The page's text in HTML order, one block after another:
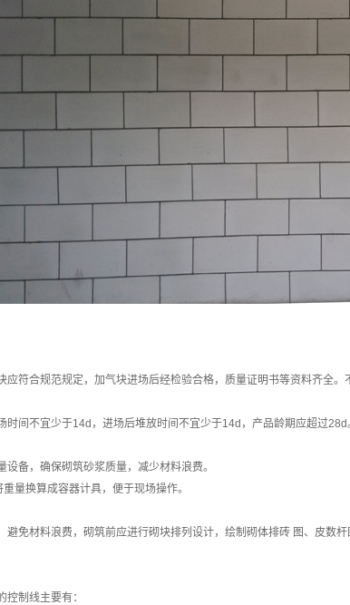
应符合规范规定，加气块进场后经检验合格，质量证明书等资料齐全
时间不宜少于14d，进场后堆放时间不宜少于14d，产品龄期应超过28d
备，确保砌筑砂浆质量，减少材料浪费。
量换算成容器计具，便于现场操作。
避免材料浪费，砌筑前应进行砌块排列设计，绘制砌体排砖 图、皮数
制线主要有：